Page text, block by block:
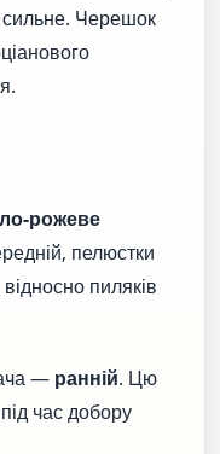
Черешок
рожеве
пелюстки
пиляків
— ранній. Цю
час добору